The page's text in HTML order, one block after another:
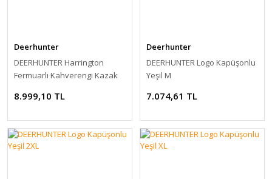
Deerhunter
DEERHUNTER Harrington
Fermuarlı Kahverengi Kazak
8.999,10 TL
Deerhunter
DEERHUNTER Logo Kapüşonlu
Yeşil M
7.074,61 TL